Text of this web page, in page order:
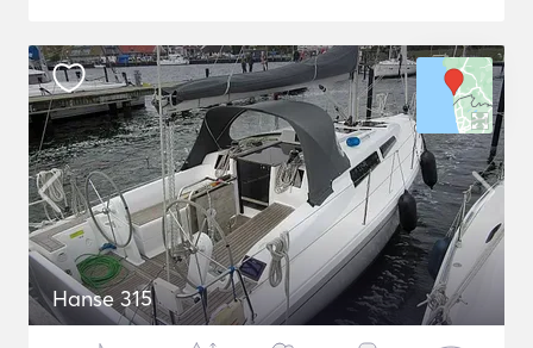
Hanse 315